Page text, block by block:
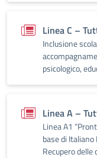
Linea C –
Inclusione
psicologico,
Linea A –
Linea A1
base di
Recupero